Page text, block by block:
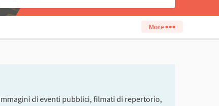
More
di eventi pubblici, filmati di repertorio,